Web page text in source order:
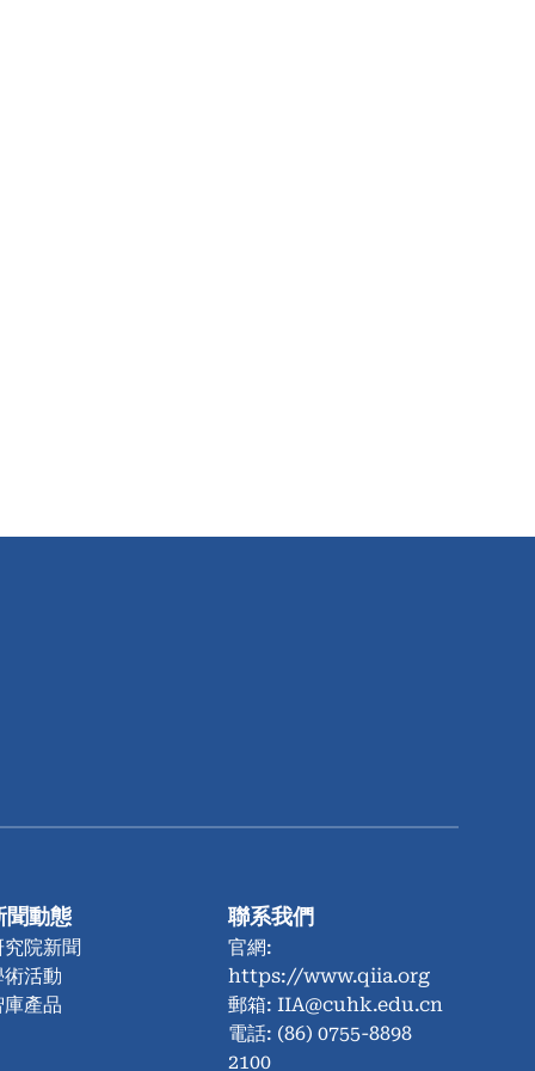
聞動態
究院新聞
術活動
庫產品
聯系我們
官網:
https://www.qiia.org
郵箱: IIA@cuhk.edu.cn
電話: (86) 0755-8898
2100